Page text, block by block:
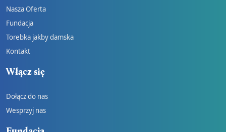
Nasza Oferta
Fundacja
Torebka jakby damska
Kontakt
Włącz się
Dołącz do nas
Wesprzyj nas